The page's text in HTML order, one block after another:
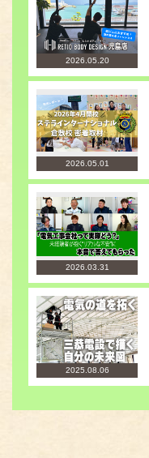
2026.05.20
2026.05.01
2026.03.31
2025.08.06